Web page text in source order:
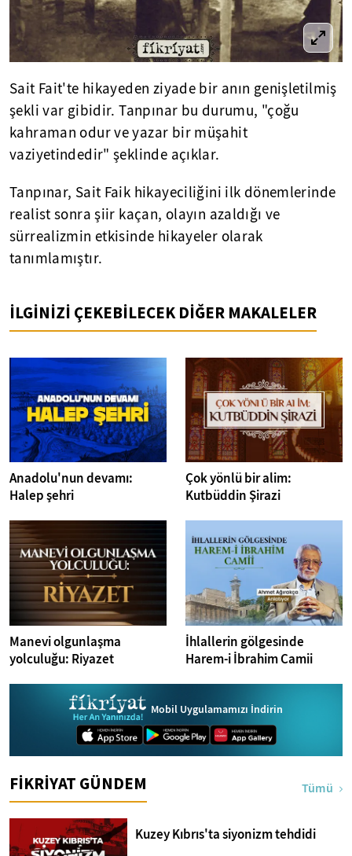
Sait Fait'te hikayeden ziyade bir anın genişletilmiş
şekli var gibidir. Tanpınar bu durumu, "çoğu
kahraman odur ve yazar bir müşahit
vaziyetindedir" şeklinde açıklar.
Tanpınar, Sait Faik hikayeciliğini ilk dönemlerinde
realist sonra şiir kaçan, olayın azaldığı ve
sürrealizmin etkisinde hikayeler olarak
tanımlamıştır.
İLGİNİZİ ÇEKEBİLECEK DİĞER MAKALELER
Anadolu'nun devamı:
Halep şehri
Çok yönlü bir alim:
Kutbüddin Şirazi
Manevi olgunlaşma
yolculuğu: Riyazet
İhlallerin gölgesinde
Harem-i İbrahim Camii
Mobil Uygulamamızı İndirin
FİKRİYAT GÜNDEM Tümü
Kuzey Kıbrıs'ta siyonizm tehdidi